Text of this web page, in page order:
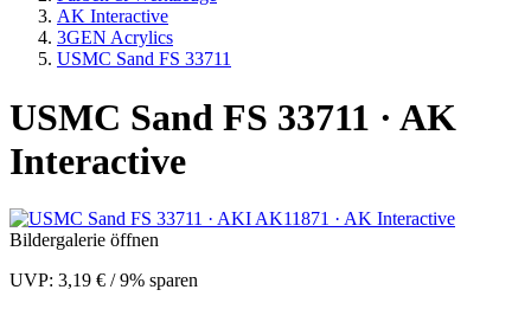
AK Interactive
3GEN Acrylics
USMC Sand FS 33711
USMC Sand FS 33711 · AK
Interactive
Bildergalerie öffnen
UVP: 3,19 € /9% sparen